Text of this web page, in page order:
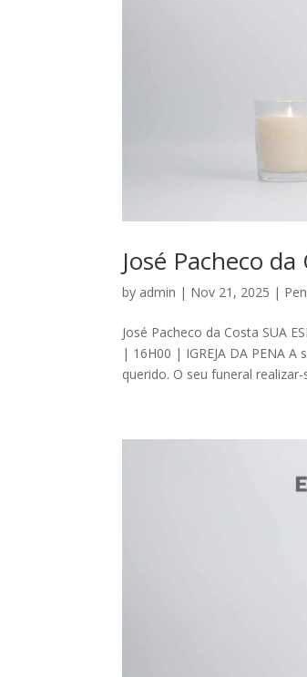
José Pacheco da
by admin | Nov 21, 2025 |
José Pacheco da Costa SUA
| 16H00 | IGREJA DA PENA
querido. O seu funeral realizar-